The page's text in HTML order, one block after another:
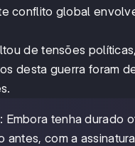
conflito global
de tensões
desta guerra foram
: Embora tenha durado
antes, com a